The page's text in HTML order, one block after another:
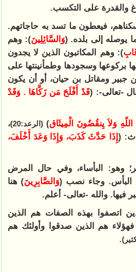
والقدرة على التكسب.
فيعطون ما تسد به حاجاتهم.
يوصله إلى بلده. (وَالسَّائِلِينَ): وهم
): وهم المكاتبون الذين لا يجدون
بركوعها وسجودها وطمأنينتها على
جبير ومقاتل بن حيان، أو أن يكون
-تعالى-: (قَدْ أَفْلَحَ مَن زَكَّاهَا . وَقَدْ
وَلاَ يِنقُضُونَ الْمِيثَاق) (الرعد:20)
،
(‌إِذَا ‌حَدَّثَ ‌كَذَبَ، ‌وَإِذَا ‌وَعَدَ ‌أَخْلَفَ،
وهو: البأساء، وفي حال المرض
البأس. وجاء نصب (وَالصَّابِرِينَ) هنا
والله -تعالى- أعلم.
اتصفوا بهذه الصفات هم الذين
فهؤلاء هم الذين صدقوا وأولئك هم
.